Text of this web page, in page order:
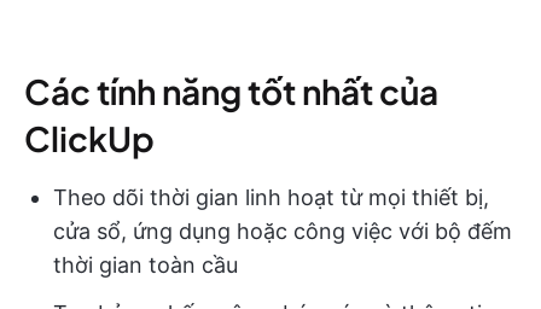
Các tính năng tốt nhất của
ClickUp
Theo dõi thời gian linh hoạt từ mọi thiết bị,
cửa sổ, ứng dụng hoặc công việc với bộ đếm
thời gian toàn cầu